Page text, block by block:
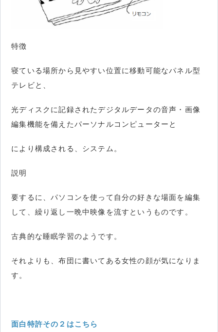
特徴
寝ている場所から見やすい位置に移動可能なパネル型
テレビと、
光ディスクに記録されたデジタルデータの音声・画像
編集機能を備えたパーソナルコンピューターと
により構成される、システム。
説明
要するに、パソコンを使って自分の好きな場面を編集
して、繰り返し一晩中映像を流すというものです。
古典的な睡眠学習のようです。
それよりも、布団に書いてある女性の顔が気になりま
す。
面白特許その２はこちら